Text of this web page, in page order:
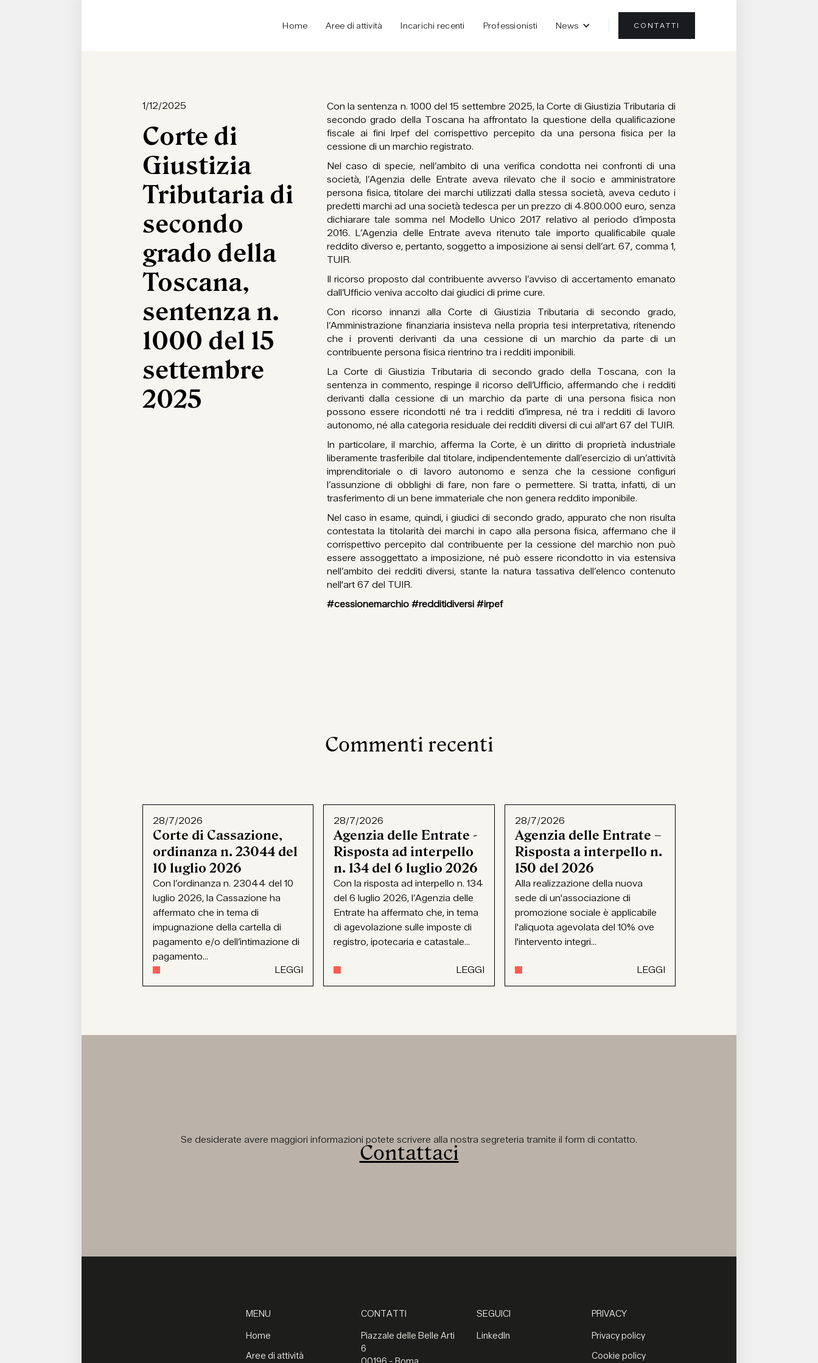
Home Aree di attività Incarichi recenti Professionisti News CONTATTI
1/12/2025
Corte di
Giustizia
Tributaria di
secondo
grado della
Toscana,
sentenza n.
1000 del 15
settembre
2025
Con la sentenza n. 1000 del 15 settembre 2025, la Corte di Giustizia Tributaria di
secondo grado della Toscana ha affrontato la questione della qualificazione
fiscale ai fini Irpef del corrispettivo percepito da una persona fisica per la
cessione di un marchio registrato.
Nel caso di specie, nell’ambito di una verifica condotta nei confronti di una
società, l’Agenzia delle Entrate aveva rilevato che il socio e amministratore
persona fisica, titolare dei marchi utilizzati dalla stessa società, aveva ceduto i
predetti marchi ad una società tedesca per un prezzo di 4.800.000 euro, senza
dichiarare tale somma nel Modello Unico 2017 relativo al periodo d’imposta
2016. L’Agenzia delle Entrate aveva ritenuto tale importo qualificabile quale
reddito diverso e, pertanto, soggetto a imposizione ai sensi dell’art. 67, comma 1,
TUIR.
Il ricorso proposto dal contribuente avverso l’avviso di accertamento emanato
dall’Ufficio veniva accolto dai giudici di prime cure.
Con ricorso innanzi alla Corte di Giustizia Tributaria di secondo grado,
l’Amministrazione finanziaria insisteva nella propria tesi interpretativa, ritenendo
che i proventi derivanti da una cessione di un marchio da parte di un
contribuente persona fisica rientrino tra i redditi imponibili.
La Corte di Giustizia Tributaria di secondo grado della Toscana, con la
sentenza in commento, respinge il ricorso dell’Ufficio, affermando che i redditi
derivanti dalla cessione di un marchio da parte di una persona fisica non
possono essere ricondotti né tra i redditi d’impresa, né tra i redditi di lavoro
autonomo, né alla categoria residuale dei redditi diversi di cui all'art 67 del TUIR.
In particolare, il marchio, afferma la Corte, è un diritto di proprietà industriale
liberamente trasferibile dal titolare, indipendentemente dall’esercizio di un’attività
imprenditoriale o di lavoro autonomo e senza che la cessione configuri
l’assunzione di obblighi di fare, non fare o permettere. Si tratta, infatti, di un
trasferimento di un bene immateriale che non genera reddito imponibile.
Nel caso in esame, quindi, i giudici di secondo grado, appurato che non risulta
contestata la titolarità dei marchi in capo alla persona fisica, affermano che il
corrispettivo percepito dal contribuente per la cessione del marchio non può
essere assoggettato a imposizione, né può essere ricondotto in via estensiva
nell’ambito dei redditi diversi, stante la natura tassativa dell’elenco contenuto
nell'art 67 del TUIR.
#cessionemarchio #redditidiversi #irpef
Commenti recenti
28/7/2026
Corte di Cassazione,
ordinanza n. 23044 del
10 luglio 2026
Con l’ordinanza n. 23044 del 10
luglio 2026, la Cassazione ha
affermato che in tema di
impugnazione della cartella di
pagamento e/o dell’intimazione di
pagamento...
LEGGI
28/7/2026
Agenzia delle Entrate -
Risposta ad interpello
n. 134 del 6 luglio 2026
Con la risposta ad interpello n. 134
del 6 luglio 2026, l’Agenzia delle
Entrate ha affermato che, in tema
di agevolazione sulle imposte di
registro, ipotecaria e catastale...
LEGGI
28/7/2026
Agenzia delle Entrate –
Risposta a interpello n.
150 del 2026
Alla realizzazione della nuova
sede di un'associazione di
promozione sociale è applicabile
l'aliquota agevolata del 10% ove
l'intervento integri...
LEGGI
Se desiderate avere maggiori informazioni potete scrivere alla nostra segreteria tramite il form di contatto.
Contattaci
MENU
Home
Aree di attività
CONTATTI
Piazzale delle Belle Arti
6
SEGUICI
LinkedIn
PRIVACY
Privacy policy
Cookie policy